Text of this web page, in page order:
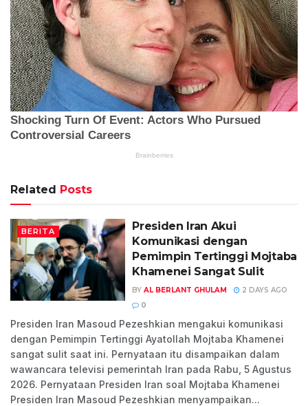
Related Posts
BERITA
Presiden Iran Akui
Komunikasi dengan
Pemimpin Tertinggi Mojtaba
Khamenei Sangat Sulit
BY AL BERLANT GHULAM
2 DAYS AGO
0
Presiden Iran Masoud Pezeshkian mengakui komunikasi
dengan Pemimpin Tertinggi Ayatollah Mojtaba Khamenei
sangat sulit saat ini. Pernyataan itu disampaikan dalam
wawancara televisi pemerintah Iran pada Rabu, 5 Agustus
2026. Pernyataan Presiden Iran soal Mojtaba Khamenei
Presiden Iran Masoud Pezeshkian menyampaikan...